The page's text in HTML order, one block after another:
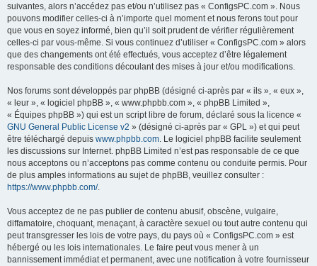
suivantes, alors n’accédez pas et/ou n’utilisez pas « ConfigsPC.com ». Nous
pouvons modifier celles-ci à n’importe quel moment et nous ferons tout pour
que vous en soyez informé, bien qu’il soit prudent de vérifier régulièrement
celles-ci par vous-même. Si vous continuez d’utiliser « ConfigsPC.com » alors
que des changements ont été effectués, vous acceptez d’être légalement
responsable des conditions découlant des mises à jour et/ou modifications.
Nos forums sont développés par phpBB (désigné ci-après par « ils », « eux »,
« leur », « logiciel phpBB », « www.phpbb.com », « phpBB Limited »,
« Équipes phpBB ») qui est un script libre de forum, déclaré sous la licence «
GNU General Public License v2 » (désigné ci-après par « GPL ») et qui peut
être téléchargé depuis www.phpbb.com. Le logiciel phpBB facilite seulement
les discussions sur Internet. phpBB Limited n’est pas responsable de ce que
nous acceptons ou n’acceptons pas comme contenu ou conduite permis. Pour
de plus amples informations au sujet de phpBB, veuillez consulter :
https://www.phpbb.com/.
Vous acceptez de ne pas publier de contenu abusif, obscène, vulgaire,
diffamatoire, choquant, menaçant, à caractère sexuel ou tout autre contenu qui
peut transgresser les lois de votre pays, du pays où « ConfigsPC.com » est
hébergé ou les lois internationales. Le faire peut vous mener à un
bannissement immédiat et permanent, avec une notification à votre fournisseur